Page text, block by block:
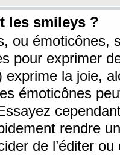
les smileys ?
ou émoticônes,
pour exprimer
exprime la joie,
émoticônes
rendre
de l’éditer